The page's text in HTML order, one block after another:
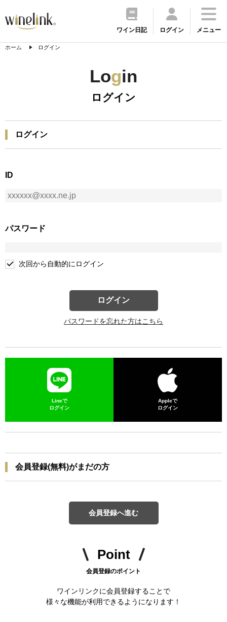
ワイン日記 ログイン メニュー
ホーム ログイン
Login
ログイン
ログイン
ID
パスワード
次回から自動的にログイン
ログイン
パスワードを忘れた方はこちら
Lineで
ログイン
Appleで
ログイン
会員登録(無料)がまだの方
会員登録へ進む
Point
会員登録のポイント
ワインリンクに会員登録することで
様々な機能が利用できるようになります！